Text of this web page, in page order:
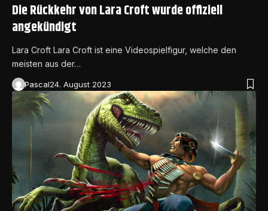
Die Rückkehr von Lara Croft wurde offiziell
angekündigt
Lara Croft Lara Croft ist eine Videospielfigur, welche den
meisten aus der…
Pascal24. August 2023